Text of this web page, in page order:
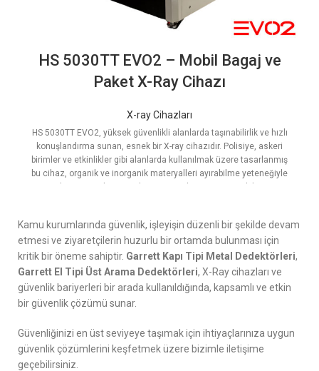
HS 5030TT EVO2 – Mobil Bagaj ve
Paket X-Ray Cihazı
X-ray Cihazları
HS 5030TT EVO2, yüksek güvenlikli alanlarda taşınabilirlik ve hızlı
konuşlandırma sunan, esnek bir X-ray cihazıdır. Polisiye, askeri
birimler ve etkinlikler gibi alanlarda kullanılmak üzere tasarlanmış
bu cihaz, organik ve inorganik materyalleri ayırabilme yeteneğiyle
güvenliği en üst düzeye çıkarır. Kompakt tasarımı, mobil taşıma
Kamu kurumlarında güvenlik, işleyişin düzenli bir şekilde devam
etmesi ve ziyaretçilerin huzurlu bir ortamda bulunması için
kritik bir öneme sahiptir. Garrett Kapı Tipi Metal Dedektörleri,
Garrett El Tipi Üst Arama Dedektörleri, X-Ray cihazları ve
güvenlik bariyerleri bir arada kullanıldığında, kapsamlı ve etkin
bir güvenlik çözümü sunar.
Güvenliğinizi en üst seviyeye taşımak için ihtiyaçlarınıza uygun
güvenlik çözümlerini keşfetmek üzere bizimle iletişime
geçebilirsiniz.